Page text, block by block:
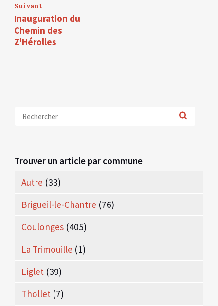
Suivant
Inauguration du
Chemin des
Z'Hérolles
Trouver un article par commune
Autre (33)
Brigueil-le-Chantre (76)
Coulonges (405)
La Trimouille (1)
Liglet (39)
Thollet (7)